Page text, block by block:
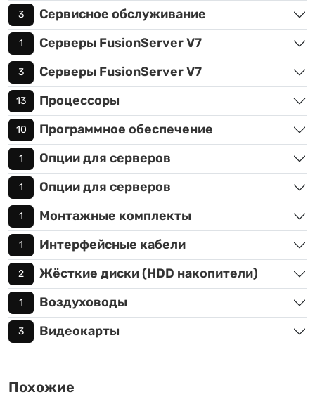
3 Сервисное обслуживание
1 Серверы FusionServer V7
3 Серверы FusionServer V7
13 Процессоры
10 Программное обеспечение
1 Опции для серверов
1 Опции для серверов
1 Монтажные комплекты
1 Интерфейсные кабели
2 Жёсткие диски (HDD накопители)
1 Воздуховоды
3 Видеокарты
Похожие